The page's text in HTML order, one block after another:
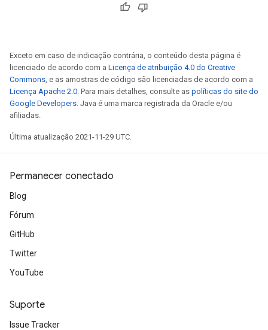
Exceto em caso de indicação contrária, o conteúdo desta página é
licenciado de acordo com a Licença de atribuição 4.0 do Creative
Commons, e as amostras de código são licenciadas de acordo com a
Licença Apache 2.0. Para mais detalhes, consulte as políticas do site do
Google Developers. Java é uma marca registrada da Oracle e/ou
afiliadas.
Última atualização 2021-11-29 UTC.
Permanecer conectado
Blog
Fórum
GitHub
Twitter
YouTube
Suporte
Issue Tracker